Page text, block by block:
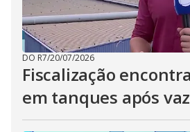
DO R7/20/07/2026
Fiscalização
em tanques após